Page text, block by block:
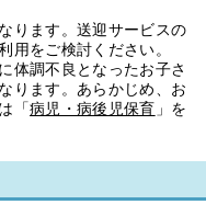
ります。送迎サービスの
用をご検討ください。
体調不良となったお子さ
ります。あらかじめ、お
「病児・病後児保育 」を